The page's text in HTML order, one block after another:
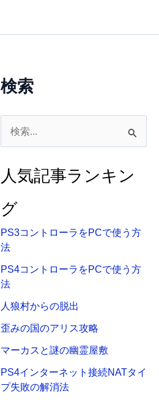
検索
象人気記事ランキン
グ
PS3コントローラをPCで使う方
法
PS4コントローラをPCで使う方
法
人狼村からの脱出
歪みの国のアリス攻略
マーカスと謎の幽霊屋敷
PS4インターネット接続NATタイ
プ失敗の解消法